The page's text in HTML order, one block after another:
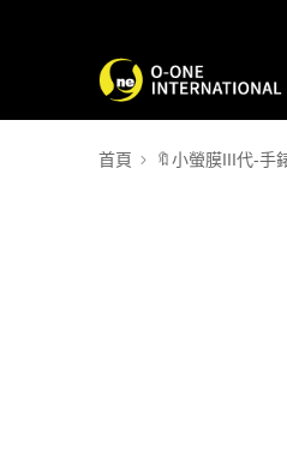
首頁 🔖小螢膜III代-手